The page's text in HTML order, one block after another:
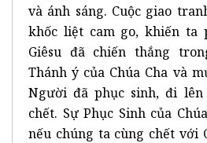
và ánh sáng. Cuộc giao
khốc liệt cam go, khiến ta
Giêsu đã chiến thắng
Thánh ý của Chúa Cha và
Người đã phục sinh, đi
chết. Sự Phục Sinh của
nếu chúng ta cùng chết với